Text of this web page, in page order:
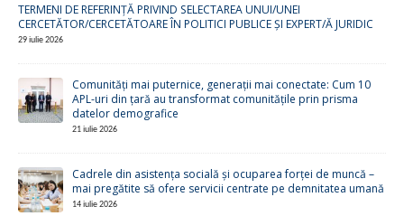
TERMENI DE REFERINȚĂ PRIVIND SELECTAREA UNUI/UNEI
CERCETĂTOR/CERCETĂTOARE ÎN POLITICI PUBLICE ȘI EXPERT/Ă JURIDIC
29 iulie 2026
Comunități mai puternice, generații mai conectate: Cum 10
APL-uri din țară au transformat comunitățile prin prisma
datelor demografice
21 iulie 2026
Cadrele din asistența socială și ocuparea forței de muncă –
mai pregătite să ofere servicii centrate pe demnitatea umană
14 iulie 2026